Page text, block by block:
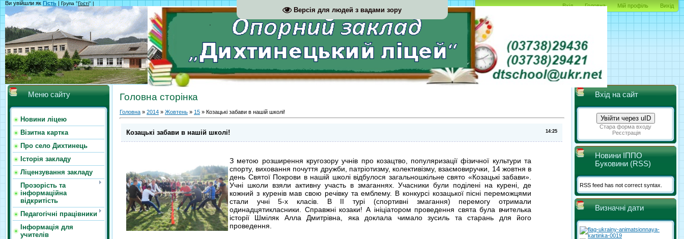
Версія для людей з вадами зору
Вхід Головна Мій профіль Вихід
Ви увійшли як Гість | Група "Гості" |
Меню сайту
Новини ліцею
Візитна картка
Про село Дихтинець
Історія закладу
Ліцензування закладу
Прозорість та
інформаційна
відкритість
Педагогічні працівники
Інформація для
учителів
Головна сторінка
Головна » 2014 » Жовтень » 15 » Козацькі забави в нашій школі!
Козацькі забави в нашій школі!
З метою розширення кругозору учнів про козацтво, популяризації фізичної культури та
спорту, виховання почуття дружби, патріотизму, колективізму, взаємовиручки, 14 жовтня в
день Святої Покрови в нашій школі відбулося загальношкільне свято «Козацькі забави».
Учні школи взяли активну участь в змаганнях. Учасники були поділені на курені, де
кожний з куренів мав свою речівку та емблему. В конкурсі козацької пісні переможцями
стали учні 5-х класів. В ІІ турі (спортивні змагання) перемогу отримали
одинадцятикласники. Справжні козаки! А ініціатором проведення свята була вчителька
історії Шміляк Алла Дмитрівна, яка доклала чимало зусиль та старань для його
проведення.
Вхід на сайт
Увійти через uID
Стара форма входу
Реєстрація
Новини ІППО
Буковини (RSS)
RSS feed has not correct syntax.
Визначні дати